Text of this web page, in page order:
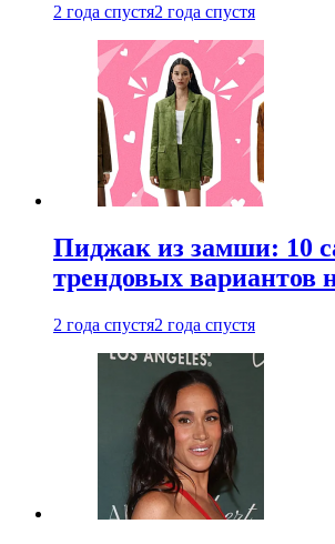
2 года спустя2 года спустя
Пиджак из замши: 10
трендовых вариантов
2 года спустя2 года спустя